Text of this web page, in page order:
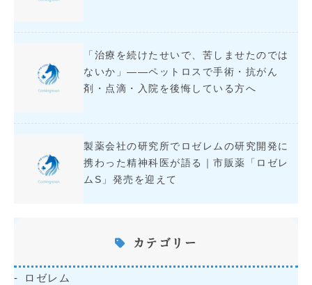
「治療を続けたせいで、苦しませたのでは
ないか」――ペットロスで手術・抗がん
剤・点滴・入院を後悔している方へ
製薬会社の研究所でロゼレムの研究開発に
携わった精神科医が語る｜市販薬「ロゼレ
ムS」発売を迎えて
カテゴリー
ロゼレム